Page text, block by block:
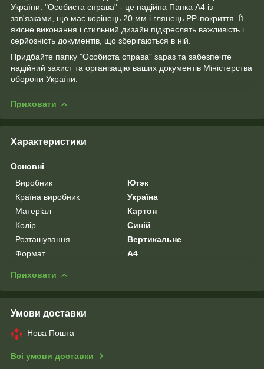
України. "Особиста справа" - це надійна Папка А4 із
зав'язками, що має корінець 20 мм і глянець PP-покриття. Її
якісне виконання і стильний дизайн підкреслять важливість і
серйозність документів, що зберігаються в ній.
Придбайте папку "Особиста справа" зараз та забезпечте
надійний захист та організацію ваших документів Міністерства
оборони України.
Приховати
Характеристики
Основні
Виробник
Ютэк
Країна виробник
Україна
Матеріал
Картон
Колір
Синій
Розташування
Вертикальне
Формат
A4
Приховати
Умови доставки
Нова Пошта
Всі умови доставки